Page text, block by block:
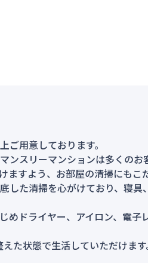
ご用意しております。
スリーマンションは多くのお
すよう、お部屋の清掃にもこ
た清掃を心がけており、寝具
めドライヤー、アイロン、電
た状態で生活していただけます